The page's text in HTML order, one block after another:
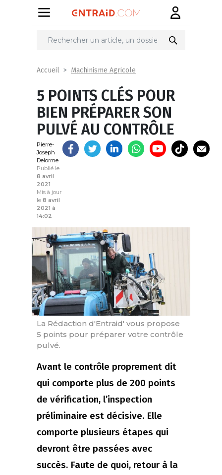
Partager
Accueil Machinisme Agricole
5 POINTS CLÉS POUR
BIEN PRÉPARER SON
PULVÉ AU CONTRÔLE
Pierre-
Joseph
Delorme
Publié le
8 avril
2021
Mis à jour
le 8 avril
2021 à
14:02
La Rédaction d'Entraid' vous propose
5 points pour préparer votre contrôle
pulvé.
Avant le contrôle proprement dit
qui comporte plus de 200 points
de vérification, l’inspection
préliminaire est décisive. Elle
comporte plusieurs étapes qui
devront être passées avec
succès. Faute de quoi, retour à la